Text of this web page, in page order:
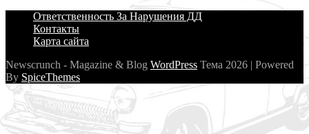
Ответственность За Нарушения ДД
Контакты
Карта сайта
Newscrunch - Magazine & Blog WordPress Тема 2026 | Powered
By SpiceThemes